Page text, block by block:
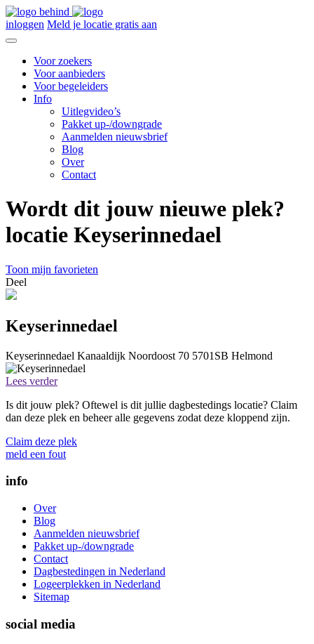
inloggen Meld je locatie gratis aan
Voor zoekers
Voor aanbieders
Voor begeleiders
Info
Uitlegvideo’s
Pakket up-/downgrade
Aanmelden nieuwsbrief
Blog
Over
Contact
Wordt dit jouw nieuwe plek?
locatie Keyserinnedael
Toon mijn favorieten
Deel
Keyserinnedael
Keyserinnedael Kanaaldijk Noordoost 70 5701SB Helmond
Lees verder
Is dit jouw plek? Oftewel is dit jullie dagbestedings locatie? Claim
dan deze plek en beheer alle gegevens zodat deze kloppend zijn.
Claim deze plek
meld een fout
info
Over
Blog
Aanmelden nieuwsbrief
Pakket up-/downgrade
Contact
Dagbestedingen in Nederland
Logeerplekken in Nederland
Sitemap
social media